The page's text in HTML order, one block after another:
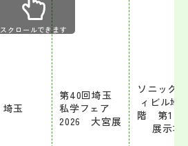
埼玉
第40回埼玉
私学フェア
2026 大宮展
ソニック
ィビル地
階 第1～
展示場
スクロールできます